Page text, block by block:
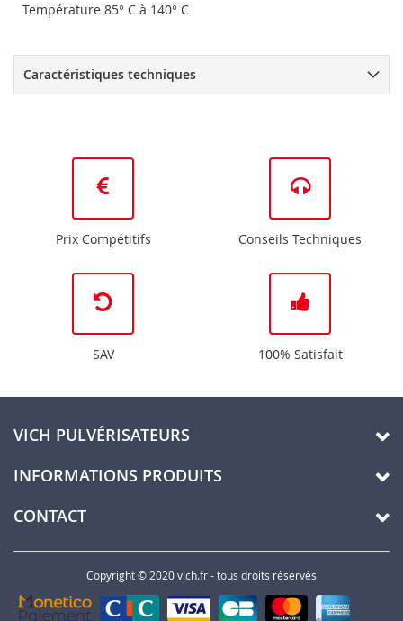
Température 85° C à 140° C
Caractéristiques techniques
Prix Compétitifs Conseils Techniques
SAV 100% Satisfait
VICH PULVÉRISATEURS
INFORMATIONS PRODUITS
CONTACT
Copyright © 2020 vich.fr - tous droits réservés